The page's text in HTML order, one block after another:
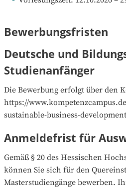
Bewerbungsfristen
Deutsche und
Studienanfänger
Die Bewerbung erfolgt über den
https://
sustainable-business-development
Anmeldefrist für
Gemäß § 20 des Hessischen
können Sie sich für den
Masterstudiengänge bewerben.